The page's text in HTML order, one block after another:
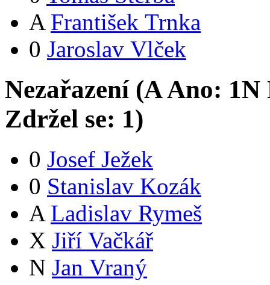
A František Trnka
0 Jaroslav Vlček
Nezařazení (AAno: 1N
Zdržel se: 1)
0 Josef Ježek
0 Stanislav Kozák
A Ladislav Rymeš
X Jiří Vačkář
N Jan Vraný